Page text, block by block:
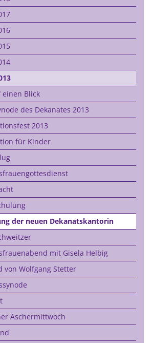
einen Blick
des Dekanates 2013
2013
für Kinder
der neuen Dekanatskantorin
mit Gisela Helbig
von Wolfgang Stetter
Aschermittwoch